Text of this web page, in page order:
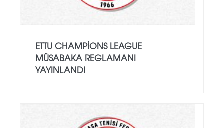
ETTU CHAMPIONS LEAGUE
MÜSABAKA REGLAMANI
YAYINLANDI